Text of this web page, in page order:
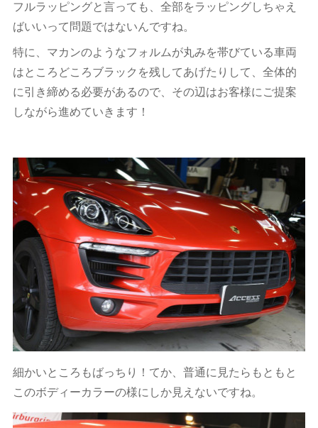
フルラッピングと言っても、全部をラッピングしちゃえ
ばいいって問題ではないんですね。
特に、マカンのようなフォルムが丸みを帯びている車両
はところどころブラックを残してあげたりして、全体的
に引き締める必要があるので、その辺はお客様にご提案
しながら進めていきます！
細かいところもばっちり！てか、普通に見たらもともと
このボディーカラーの様にしか見えないですね。